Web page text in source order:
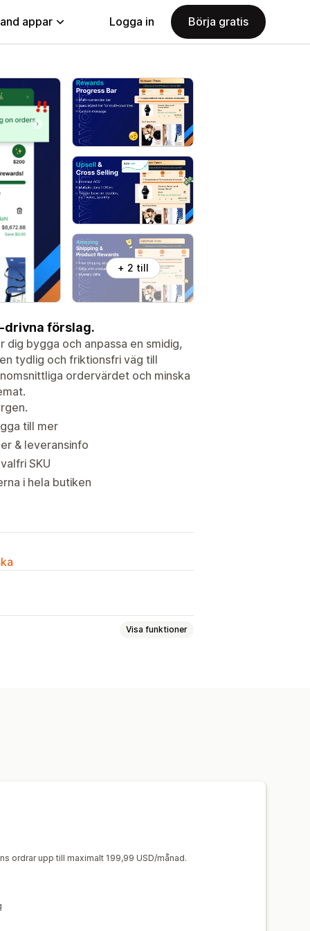
appar Logga in Börja gratis
+ 2 till
drivna förslag.
bygga och anpassa en smidig,
tydlig och friktionsfri väg till
ordervärdet och minska
till mer
& leveransinfo
SKU
i hela butiken
Visa funktioner
rabatter
ordrar upp till maximalt 199,99 USD/månad.